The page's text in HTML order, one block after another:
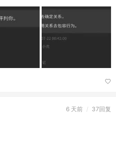
6 天前 / 37回复